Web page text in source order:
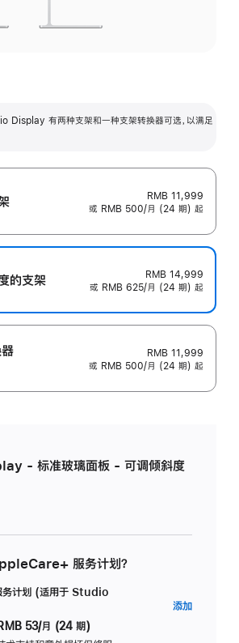
Display 有两种支架和一种支架转换器可选，以满足
RMB 11,999
或 RMB 500/月 (24 期) 起
的支‍架
RMB 14,999
或 RMB 625/月 (24 期) 起
RMB 11,999
或 RMB 500/月 (24 期) 起
- 标准玻璃面板 - 可调倾斜度
服务计划？
计划 (适用于 Studio
RMB 53/月 (24 期)
添加